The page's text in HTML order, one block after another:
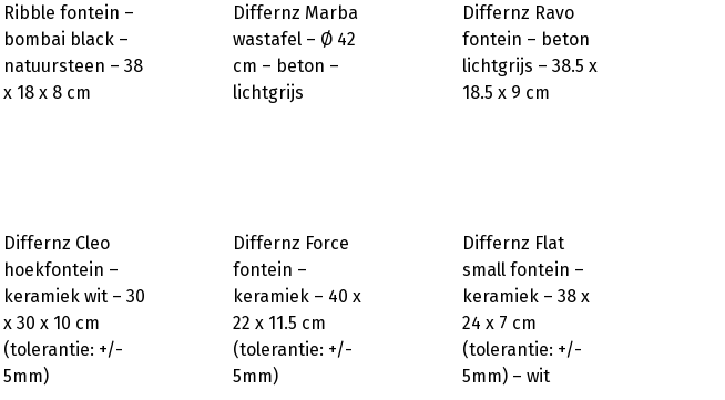
Ribble fontein –
bombai black –
natuursteen – 38
x 18 x 8 cm
Differnz Marba
wastafel – Ø 42
cm – beton –
lichtgrijs
Differnz Ravo
fontein – beton
lichtgrijs – 38.5 x
18.5 x 9 cm
Differnz Cleo
hoekfontein –
keramiek wit – 30
x 30 x 10 cm
(tolerantie: +/-
5mm)
Differnz Force
fontein –
keramiek – 40 x
22 x 11.5 cm
(tolerantie: +/-
5mm)
Differnz Flat
small fontein –
keramiek – 38 x
24 x 7 cm
(tolerantie: +/-
5mm) – wit